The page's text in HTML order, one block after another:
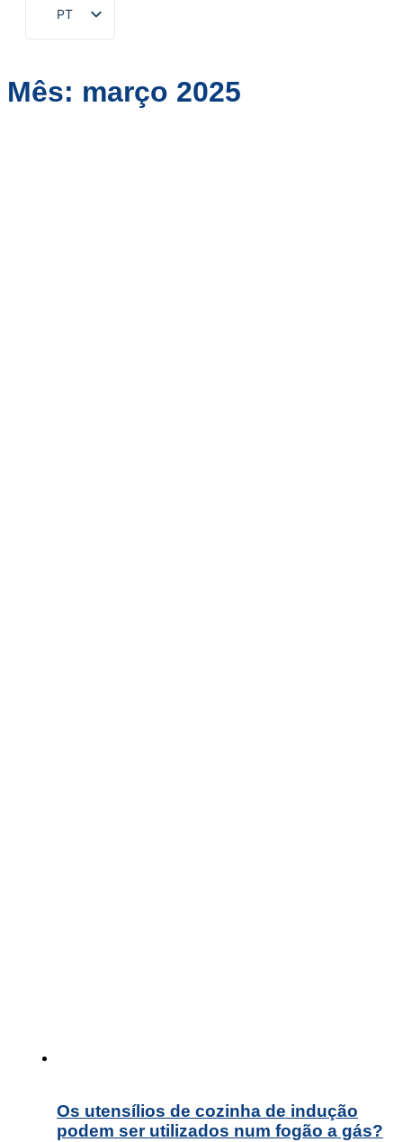
PT
EN
FR
Mês: março 2025
Os utensílios de cozinha de indução
podem ser utilizados num fogão a gás?